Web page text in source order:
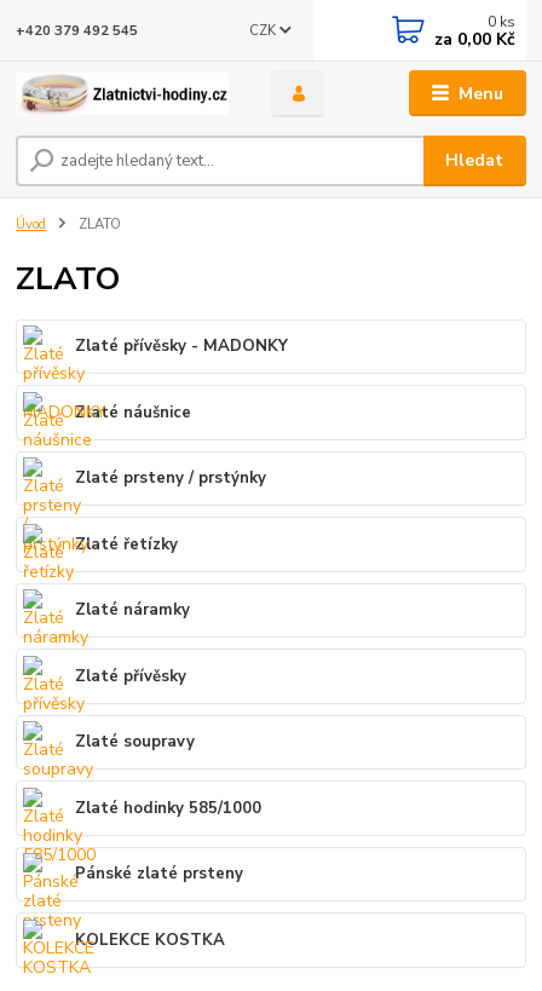
Menu
CZK
Hledat
+420 379 492 545 0 ks
za 0,00 Kč
Úvod ZLATO
ZLATO
Zlaté přívěsky - MADONKY
Zlaté náušnice
Zlaté prsteny / prstýnky
Zlaté řetízky
Zlaté náramky
Zlaté přívěsky
Zlaté soupravy
Zlaté hodinky 585/1000
Pánské zlaté prsteny
KOLEKCE KOSTKA